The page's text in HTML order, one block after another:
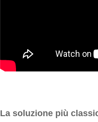
La soluzione più